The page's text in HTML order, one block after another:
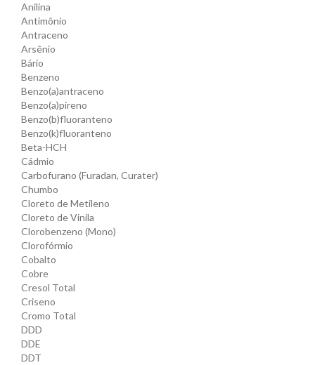
Anilina
Antimônio
Antraceno
Arsênio
Bário
Benzeno
Benzo(a)antraceno
Benzo(a)pireno
Benzo(b)fluoranteno
Benzo(k)fluoranteno
Beta-HCH
Cádmio
Carbofurano (Furadan, Curater)
Chumbo
Cloreto de Metileno
Cloreto de Vinila
Clorobenzeno (Mono)
Clorofórmio
Cobalto
Cobre
Cresol Total
Criseno
Cromo Total
DDD
DDE
DDT